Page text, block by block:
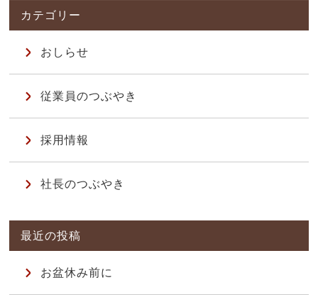
おしらせ
従業員のつぶやき
採用情報
社長のつぶやき
お盆休み前に